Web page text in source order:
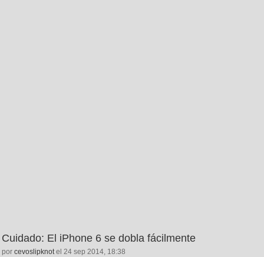
Cuidado: El iPhone 6 se dobla fácilmente
por cevoslipknotel 24 sep 2014, 18:38